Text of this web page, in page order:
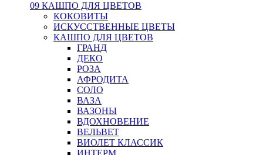
09 КАШПО ДЛЯ ЦВЕТОВ
КОКОВИТЫ
ИСКУССТВЕННЫЕ ЦВЕТЫ
КАШПО ДЛЯ ЦВЕТОВ
ГРАНД
ДЕКО
РОЗА
АФРОДИТА
СОЛО
ВАЗА
ВАЗОНЫ
ВДОХНОВЕНИЕ
ВЕЛЬВЕТ
ВИОЛЕТ КЛАССИК
ИНТЕРМ